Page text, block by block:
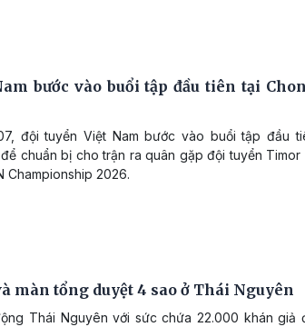
bước vào buổi tập đầu tiên tại
đội tuyển Việt Nam bước vào buổi tập đầu
chuẩn bị cho trận ra quân gặp đội tuyển Timor
Championship 2026.
màn tổng duyệt 4 sao ở Thái Nguyên
Thái Nguyên với sức chứa 22.000 khán giả